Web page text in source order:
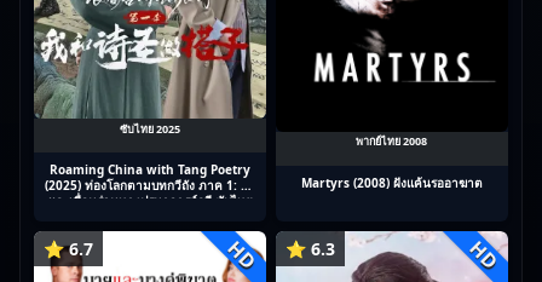
ซับไทย 2025
Roaming China with Tang Poetry
(2025) ท่องโลกตามบทกวีถัง ภาค 1: ข้า
และเพื่อนร่วมทางปรมาจารย์กวี ซับไทย
พากย์ไทย 2008
Martyrs (2008) ฝังแค้นรออาฆาต
⭐ 6.7 HD ⭐ 6.3 HD